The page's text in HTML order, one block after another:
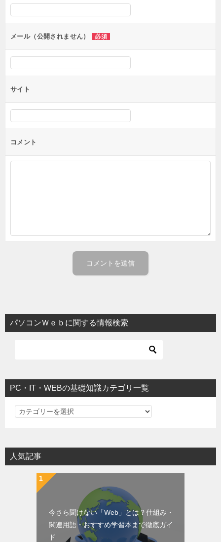
メール（公開されません） 必須
サイト
コメント
パソコンＷｅｂに関する情報検索
PC・IT・WEBの基礎知識カテゴリ一覧
PC・IT・WEBの基礎知識カテゴリ一覧
人気記事
今さら聞けない「Web」とは？仕組み・
関連用語・おすすめ学習本まで徹底ガイ
ド